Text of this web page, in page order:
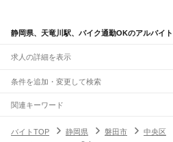
静岡県、天竜川駅、バイク通勤OKのアルバイ
求人の詳細を表示
条件を追加・変更して検索
市区町村を追加・変更
静岡県すべて
駅を追加・変更
関連キーワード
バイトTOP
静岡県 磐田市 中央区